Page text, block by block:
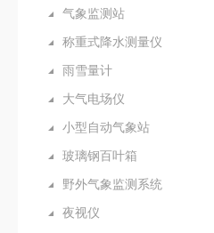
气象监测站
称重式降水测量仪
雨雪量计
大气电场仪
小型自动气象站
玻璃钢百叶箱
野外气象监测系统
夜视仪